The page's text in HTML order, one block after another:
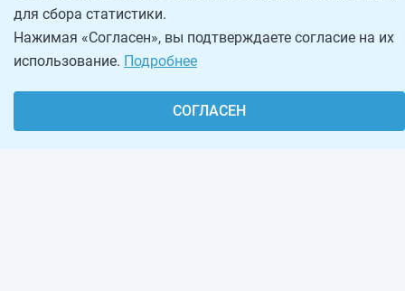
для сбора статистики.
Нажимая «Согласен», вы подтверждаете согласие на их
использование. Подробнее
СОГЛАСЕН